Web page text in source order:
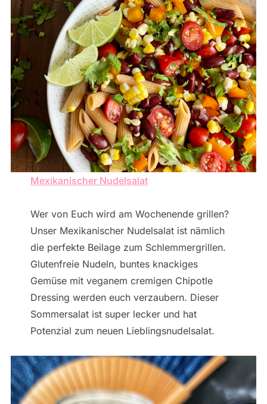
Mexikanischer Nudelsalat
Wer von Euch wird am Wochenende grillen?
Unser Mexikanischer Nudelsalat ist nämlich
die perfekte Beilage zum Schlemmergrillen.
Glutenfreie Nudeln, buntes knackiges
Gemüse mit veganem cremigen Chipotle
Dressing werden euch verzaubern. Dieser
Sommersalat ist super lecker und hat
Potenzial zum neuen Lieblingsnudelsalat.